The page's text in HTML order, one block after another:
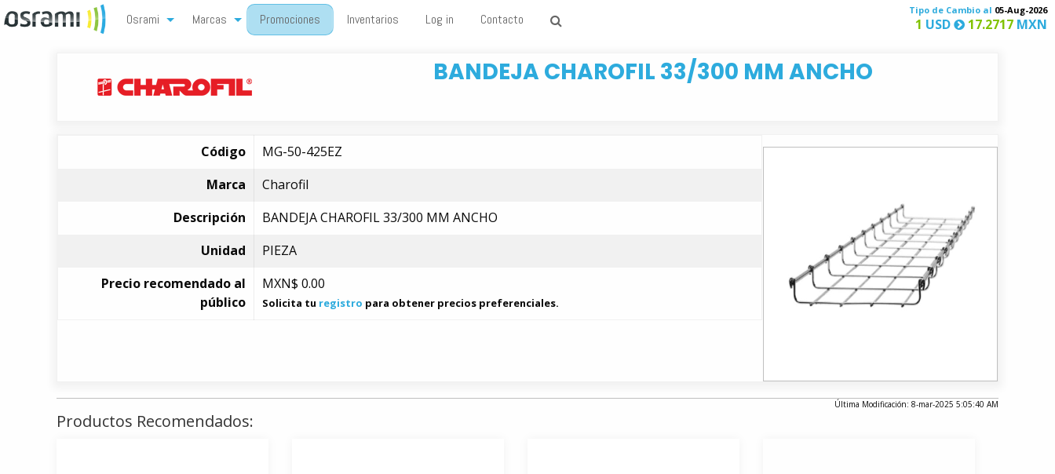
Osrami Marcas Promociones Inventarios Log in Contacto
Tipo de Cambio al 05-Aug-2026
1 USD 17.2717 MXN
BANDEJA CHAROFIL 33/300 MM ANCHO
Código
MG-50-425EZ
Marca
Charofil
Descripción
BANDEJA CHAROFIL 33/300 MM ANCHO
Unidad
PIEZA
Precio recomendado al
público
MXN$ 0.00
Solicita tu registro para obtener precios preferenciales.
Última Modificación: 8-mar-2025 5:05:40 AM
Productos Recomendados: